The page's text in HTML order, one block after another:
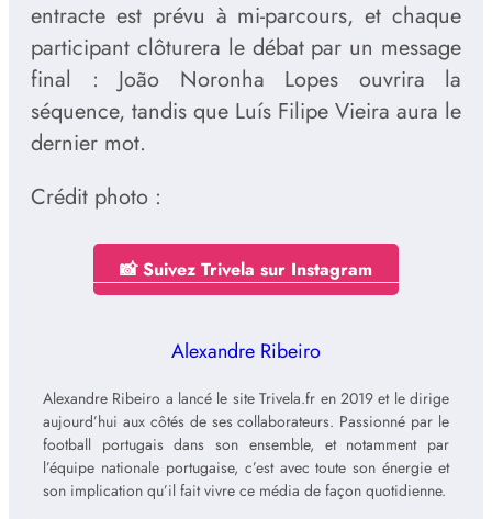
entracte est prévu à mi-parcours, et chaque
participant clôturera le débat par un message
final : João Noronha Lopes ouvrira la
séquence, tandis que Luís Filipe Vieira aura le
dernier mot.
Crédit photo :
📸 Suivez Trivela sur Instagram
Alexandre Ribeiro
Alexandre Ribeiro a lancé le site Trivela.fr en 2019 et le dirige
aujourd’hui aux côtés de ses collaborateurs. Passionné par le
football portugais dans son ensemble, et notamment par
l’équipe nationale portugaise, c’est avec toute son énergie et
son implication qu’il fait vivre ce média de façon quotidienne.